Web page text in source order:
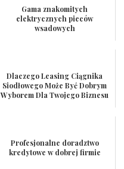
Gama znakomitych
elektrycznych pieców
wsadowych
Dlaczego Leasing Ciągnika
Siodłowego Może Być Dobrym
Wyborem Dla Twojego Biznesu
Profesjonalne doradztwo
kredytowe w dobrej firmie